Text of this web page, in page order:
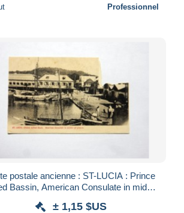
Professionnel
postale ancienne : ST-LUCIA : Prince
Bassin, American Consulate in middle
± 1,15 $US